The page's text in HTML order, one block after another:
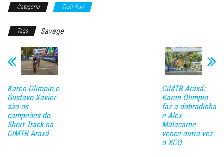
Categoria Trail Run
Tags Savage
Karen Olimpio e
Gustavo Xavier
são os
campeões do
Short Track na
CiMTB Araxá
CiMTB Araxá:
Karen Olimpio
faz a dobradinha
e Alex
Malacarne
vence outra vez
o XCO